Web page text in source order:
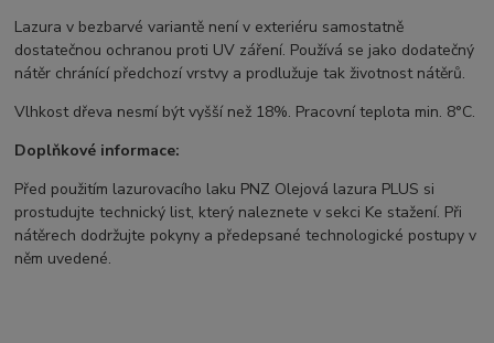
Lazura v bezbarvé variantě není v exteriéru samostatně
dostatečnou ochranou proti UV záření. Používá se jako dodatečný
nátěr chránící předchozí vrstvy a prodlužuje tak životnost nátěrů.
Vlhkost dřeva nesmí být vyšší než 18%. Pracovní teplota min. 8°C.
Doplňkové informace:
Před použitím lazurovacího laku PNZ Olejová lazura PLUS si
prostudujte technický list, který naleznete v sekci Ke stažení. Při
nátěrech dodržujte pokyny a předepsané technologické postupy v
něm uvedené.